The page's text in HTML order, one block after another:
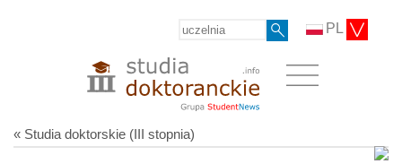
PL
« Studia doktorskie (III stopnia)